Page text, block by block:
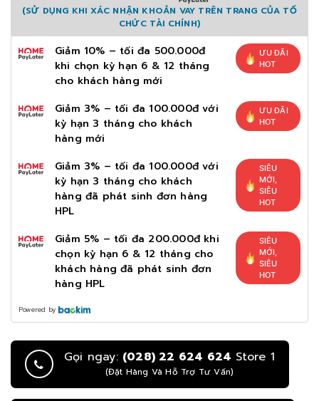
(SỬ DỤNG KHI XÁC NHẬN KHOẢN VAY TRÊN TRANG CỦA TỔ
CHỨC TÀI CHÍNH)
Giảm 10% – tối đa 500.000đ
khi chọn kỳ hạn 6 & 12 tháng
cho khách hàng mới
ƯU ĐÃI
HOT
Giảm 3% – tối đa 100.000đ với
kỳ hạn 3 tháng cho khách
hàng mới
ƯU ĐÃI
HOT
Giảm 3% – tối đa 100.000đ với
kỳ hạn 3 tháng cho khách
hàng đã phát sinh đơn hàng
HPL
SIÊU
MỚI,
SIÊU
HOT
Giảm 5% – tối đa 200.000đ khi
chọn kỳ hạn 6 & 12 tháng cho
khách hàng đã phát sinh đơn
hàng HPL
SIÊU
MỚI,
SIÊU
HOT
Powered by
Gọi ngay: (028) 22 624 624 Store 1
(Đặt Hàng Và Hỗ Trợ Tư Vấn)